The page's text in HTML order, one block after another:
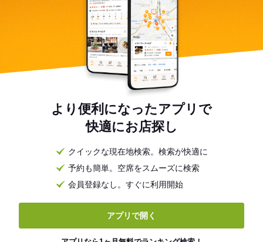
より便利になったアプリで
快適にお店探し
クイックな現在地検索。検索が快適に
予約も簡単。空席をスムーズに検索
会員登録なし。すぐに利用開始
アプリで開く